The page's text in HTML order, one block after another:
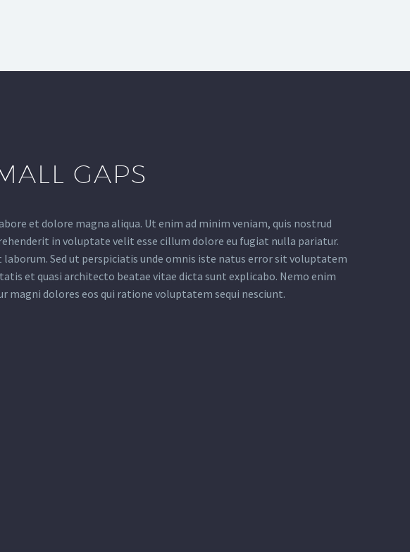
GAPS
et dolore magna aliqua. Ut enim ad minim veniam, quis nostrud
in voluptate velit esse cillum dolore eu fugiat nulla pariatur.
Sed ut perspiciatis unde omnis iste natus error sit voluptatem
et quasi architecto beatae vitae dicta sunt explicabo. Nemo enim
magni dolores eos qui ratione voluptatem sequi nesciunt.